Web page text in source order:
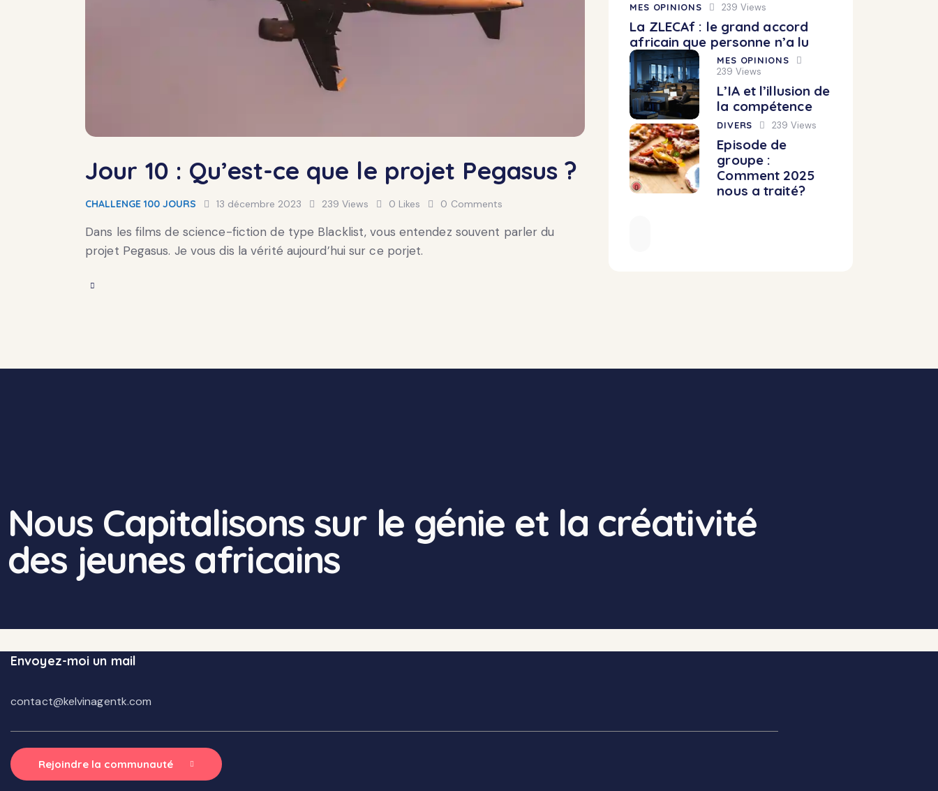
Jour 10 : Qu’est-ce que le projet Pegasus ?
CHALLENGE 100 JOURS 13 décembre 2023 239 Views 0 Likes 0 Comments
Dans les films de science-fiction de type Blacklist, vous entendez souvent parler du
projet Pegasus. Je vous dis la vérité aujourd’hui sur ce porjet.
MES OPINIONS 239 Views
La ZLECAf : le grand accord
africain que personne n’a lu
MES OPINIONS
239 Views
L’IA et l’illusion de
la compétence
DIVERS 239 Views
Episode de
groupe :
Comment 2025
nous a traité?
Nous Capitalisons sur le génie et la créativité
des jeunes africains
Envoyez-moi un mail
contact@kelvinagentk.com
Rejoindre la communauté